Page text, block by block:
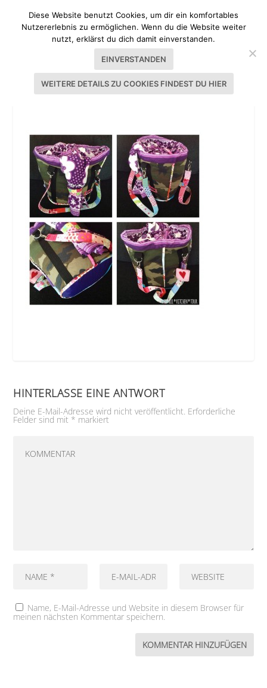
TASCHENSPIELER MARKTTASCHE
HINTERLASSE EINE ANTWORT
Deine E-Mail-Adresse wird nicht veröffentlicht. Erforderliche
Felder sind mit * markiert
Name, E-Mail-Adresse und Website in diesem Browser für
meinen nächsten Kommentar speichern.
Diese Website benutzt Cookies, um dir ein komfortables
Nutzererlebnis zu ermöglichen. Wenn du die Website weiter
nutzt, erklärst du dich damit einverstanden.
EINVERSTANDEN
WEITERE DETAILS ZU COOKIES FINDEST DU HIER